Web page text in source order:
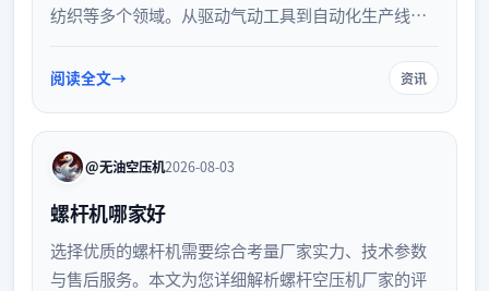
纺织等多个领域。从驱动气动工具到自动化生产线控
用途，有助于企业精准选型，实现高效节能生产。
阅读全文 资讯
@无油空压机2026-08-03
螺杆机哪家好
选择优质的螺杆机需要综合考量厂家实力、技术参数
与售后服务。本文为您详细解析螺杆空压机厂家的评